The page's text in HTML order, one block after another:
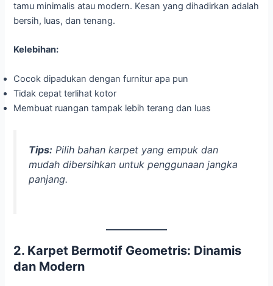
tamu minimalis atau modern. Kesan yang dihadirkan adalah
bersih, luas, dan tenang.
Kelebihan:
Cocok dipadukan dengan furnitur apa pun
Tidak cepat terlihat kotor
Membuat ruangan tampak lebih terang dan luas
Tips: Pilih bahan karpet yang empuk dan
mudah dibersihkan untuk penggunaan jangka
panjang.
2. Karpet Bermotif Geometris: Dinamis
dan Modern